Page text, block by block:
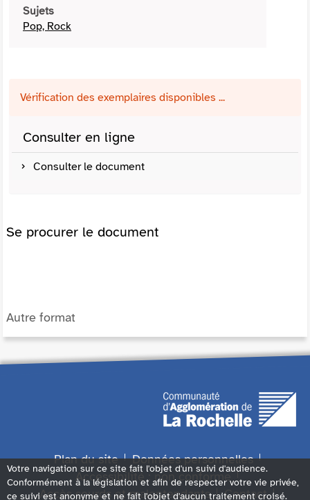
Sujets
Pop, Rock
Vérification des exemplaires disponibles ...
Consulter en ligne
Consulter le document
Se procurer le document
Autre format
Plan du site
Données personnelles
Accessibilité : non conforme
Accès sourds et malentendants
Contact
Votre navigation sur ce site fait l'objet d'un suivi d'audience.
Conformément à la législation et afin de respecter votre vie privée,
ce suivi est anonyme et ne fait l'objet d'aucun traitement croisé.